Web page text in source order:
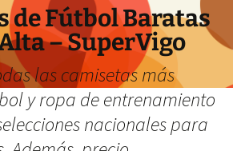
de Fútbol Baratas
– SuperVigo
las camisetas más
y ropa de entrenamiento
nacionales para